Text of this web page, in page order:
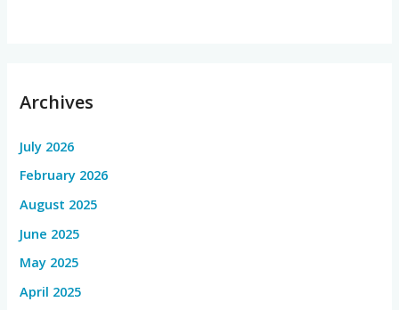
Archives
July 2026
February 2026
August 2025
June 2025
May 2025
April 2025